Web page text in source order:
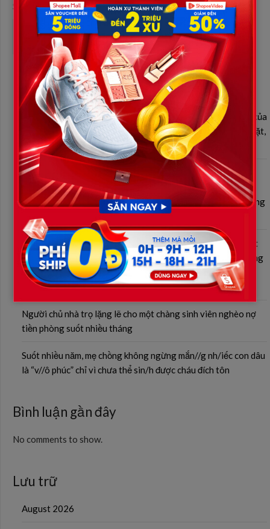
SEARCH
Search
Bài viết mới
Chị dâu vô lý ” đòi tài sản” ngay trên sân khấu trong lễ cưới của
tôi. Thấy cục diện sắp “n;;ổ t;ung” khi bố mẹ và anh trai tái mặt,
tôi đơn giản thốt lên 1 câu khiến cả hội trường đứng hình…
Mẹ bỏ đi, bố đãng trí, từ năm sáu tuổi cô phải một mình gống
gánh nuôi bố. 20 năm sau bà bỗng trở về với chiếc ô tô sang
trọng nhưng dắt theo 1 ông già và đưa ra điều kiện kinh khủng
với cô con gái xinh đẹp, chẳng ai ngờ được ngay đêm đó…
Nhiều năm trôi qua, khi mẹ lâ/m bệ/nh nặng, gia đình tôi kiệ/t
quệ vì nợ viện phí, một chiếc xe sang bất ngờ dừng trước cổng
bệnh viện. Người đàn ông bước xuống chính là cậu bé năm
nào…
Người chủ nhà trọ lặng lẽ cho một chàng sinh viên nghèo nợ
tiền phòng suốt nhiều tháng
Suốt nhiều năm, mẹ chồng không ngừng mắn//g nh/iếc con dâu
là “v//ô phúc” chỉ vì chưa thể sin/h được cháu đích tôn
Bình luận gần đây
No comments to show.
Lưu trữ
August 2026